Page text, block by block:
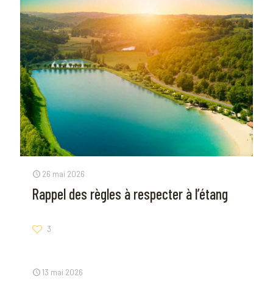
26 mai 2026
Rappel des règles à respecter à l’étang
3
13 mai 2026